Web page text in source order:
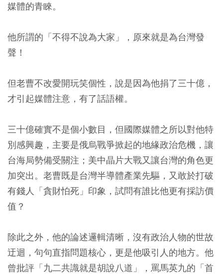
媒體的青睞。
他所謂的「不得不說為大家」，原來就是為台灣發
聲！
但老曹不改愛開玩笑個性，說是因為他捐了三十億，
才引起媒體注意，有了話語權。
三十億確實不是個小數目，但國際媒體之所以對他特
別感興趣，主要是俄烏戰爭掀起的地緣政治危機，讓
台海局勢備受關注；美中晶片大戰又讓台灣的角色更
加突出。老曹既是台灣半導體產業先驅，又敢於打破
有錢人「貪財怕死」印象，試問有誰比他更有採訪價
值？
除此之外，他的論述邏輯清晰，沒有政治人物的世故
迂迴，句句直指問題核心，更是他吸引人的地方。他
曾批評「九二共識就是胡說八道」，罵馬英九的「首